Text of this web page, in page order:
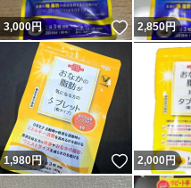
3,000円 いいね！
2,850円
1,980円 いいね！
2,000 円